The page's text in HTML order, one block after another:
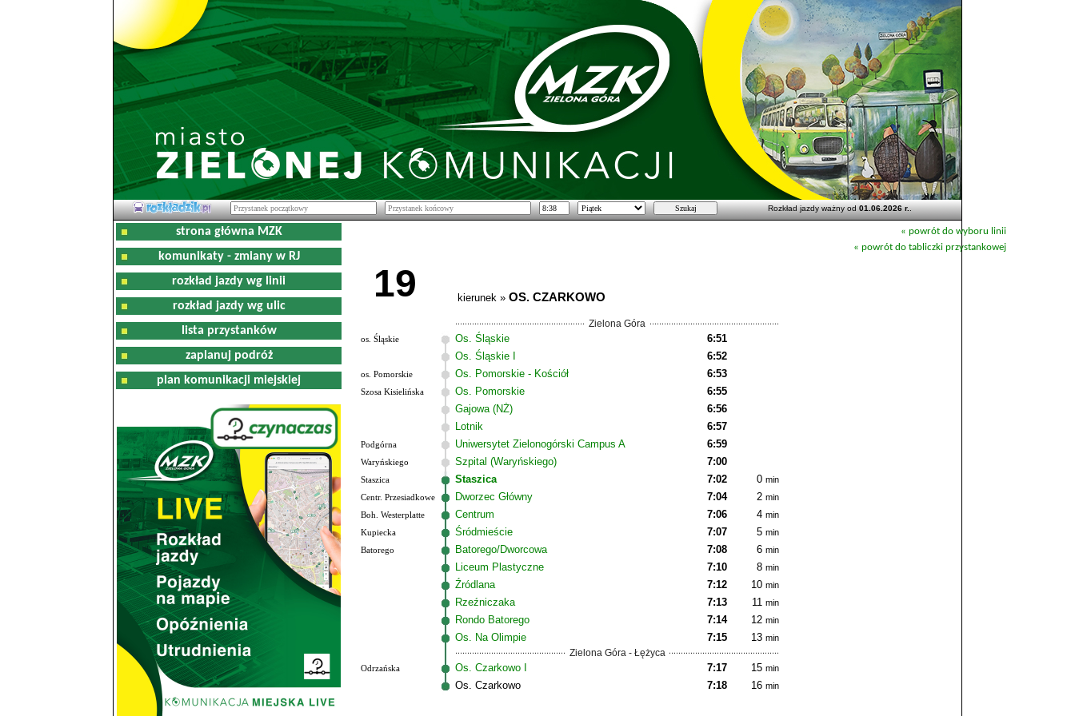
Rozkład jazdy ważny od01.06.2026 r..
strona główna MZK
komunikaty - zmiany w RJ
rozkład jazdy wg linii
rozkład jazdy wg ulic
lista przystanków
zaplanuj podróż
plan komunikacji miejskiej
« powrót do wyboru linii
« powrót do tabliczki przystankowej
19 kierunek » OS. CZARKOWO
Zielona Góra
os. Śląskie Os. Śląskie
6:51
Os. Śląskie I
6:52
os. Pomorskie Os. Pomorskie - Kościół 6:53
Szosa Kisielińska Os. Pomorskie
6:55
Gajowa (NŻ)
6:56
Lotnik
6:57
Podgórna Uniwersytet Zielonogórski Campus A 6:59
Waryńskiego Szpital (Waryńskiego) 7:00
Staszica Staszica 7:02 0 min
Centr. Przesiadkowe
Dworzec Główny 7:04 2 min
Boh. Westerplatte
Centrum 7:06 4 min
Kupiecka
Śródmieście 7:07 5 min
Batorego
Batorego/Dworcowa 7:08 6 min
Liceum Plastyczne 7:10 8 min
Źródlana 7:12 10 min
Rzeźniczaka 7:13 11 min
Rondo Batorego 7:14 12 min
Os. Na Olimpie 7:15 13 min
Zielona Góra - Łężyca
Odrzańska Os. Czarkowo I 7:17 15 min
Os. Czarkowo 7:18 16 min